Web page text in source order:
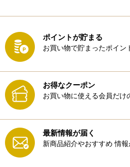
ポイントが貯まる
お買い物で貯まったポイン
お得なクーポン
お買い物に使える会員だけ
最新情報が届く
新商品紹介やおすすめ 情報